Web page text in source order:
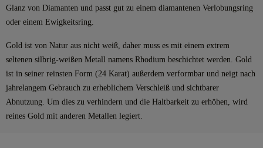
Glanz von Diamanten und passt gut zu einem diamantenen Verlobungsring
oder einem Ewigkeitsring.
Gold ist von Natur aus nicht weiß, daher muss es mit einem extrem
seltenen silbrig-weißen Metall namens Rhodium beschichtet werden. Gold
ist in seiner reinsten Form (24 Karat) außerdem verformbar und neigt nach
jahrelangem Gebrauch zu erheblichem Verschleiß und sichtbarer
Abnutzung. Um dies zu verhindern und die Haltbarkeit zu erhöhen, wird
reines Gold mit anderen Metallen legiert.